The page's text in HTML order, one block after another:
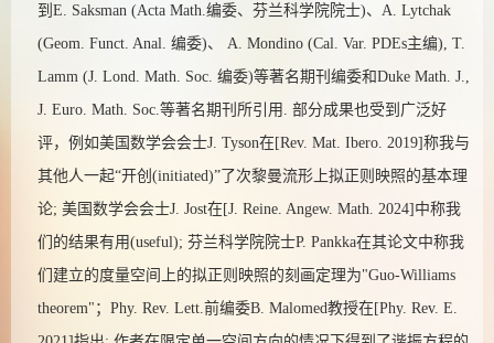
到E. Saksman (Acta Math.编委、芬兰科学院院士)、A. Lytchak
(Geom. Funct. Anal. 编委)、 A. Mondino (Cal. Var. PDEs主编), T.
Lamm (J. Lond. Math. Soc. 编委)等著名期刊编委和Duke Math. J.,
J. Euro. Math. Soc.等著名期刊所引用. 部分成果也受到广泛好
评，例如美国数学会会士J. Tyson在[Rev. Mat. Ibero. 2019]称我与
其他人一起“开创(initiated)”了次黎曼流形上拟正则映照的基本理
论; 美国数学会会士J. Jost在[J. Reine. Angew. Math. 2024]中称我
们的结果有用(useful); 芬兰科学院院士P. Pankka在其论文中称我
们建立的度量空间上的拟正则映照的刻画定理为"Guo-Williams
theorem"；Phy. Rev. Lett.前编委B. Malomed教授在[Phy. Rev. E.